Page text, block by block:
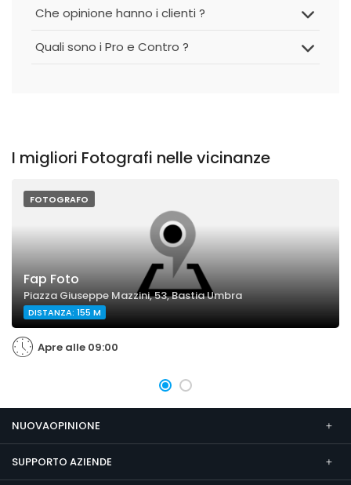
Che opinione hanno i clienti ?
Quali sono i Pro e Contro ?
I migliori Fotografi nelle vicinanze
FOTOGRAFO
Fap Foto
Piazza Giuseppe Mazzini, 53, Bastia Umbra
DISTANZA: 155 M
Apre alle 09:00
NUOVAOPINIONE
SUPPORTO AZIENDE